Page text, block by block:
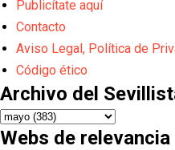
Publicítate aquí
Contacto
Aviso Legal, Política de
Código ético
Archivo del
Webs de relevancia